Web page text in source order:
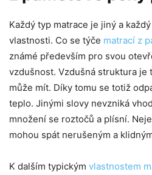
Každý typ matrace je jiný a
vlastnosti. Co se týče matrací z
známé především pro svou
vzdušnost. Vzdušná struktura je
může mít. Díky tomu se totiž
teplo. Jinými slovy nevzniká
množení se roztočů a plísní.
mohou spát nerušeným a
K dalším typickým vlastnostem